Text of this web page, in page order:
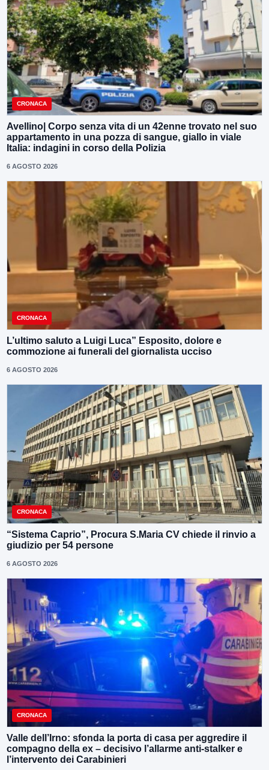
CRONACA
Avellino| Corpo senza vita di un 42enne trovato nel suo
appartamento in una pozza di sangue, giallo in viale
Italia: indagini in corso della Polizia
6 AGOSTO 2026
CRONACA
L’ultimo saluto a Luigi Luca” Esposito, dolore e
commozione ai funerali del giornalista ucciso
6 AGOSTO 2026
CRONACA
“Sistema Caprio”, Procura S.Maria CV chiede il rinvio a
giudizio per 54 persone
6 AGOSTO 2026
CRONACA
Valle dell’Irno: sfonda la porta di casa per aggredire il
compagno della ex – decisivo l’allarme anti-stalker e
l’intervento dei Carabinieri